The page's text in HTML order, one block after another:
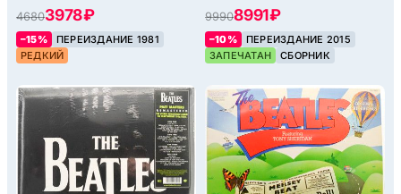
Artists
Picture, 1964
46803978 ₽
–15%
ПЕРЕИЗДАНИЕ 1981
РЕДКИЙ
99908991 ₽
–10%
ПЕРЕИЗДАНИЕ 2015
ЗАПЕЧАТАН
СБОРНИК